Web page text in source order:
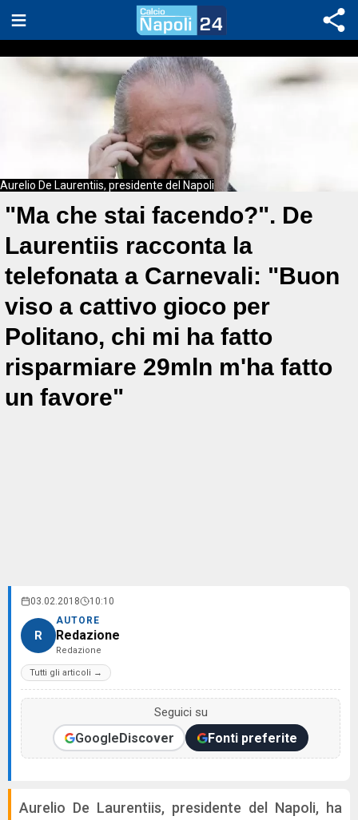
Aurelio De Laurentiis, presidente del Napoli
"Ma che stai facendo?". De
Laurentiis racconta la
telefonata a Carnevali: "Buon
viso a cattivo gioco per
Politano, chi mi ha fatto
risparmiare 29mln m'ha fatto
un favore"
03.02.2018 10:10
R
AUTORE
Redazione
Redazione
Tutti gli articoli →
Seguici su
GoogleDiscover Fonti preferite
Aurelio De Laurentiis, presidente del Napoli, ha